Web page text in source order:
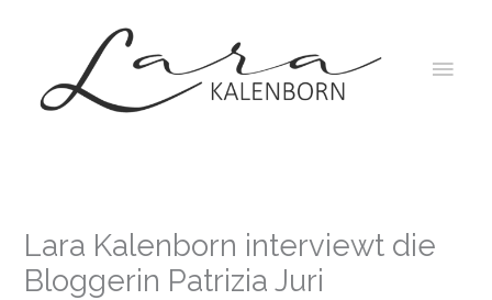
Lara Kalenborn interviewt die
Bloggerin Patrizia Juri